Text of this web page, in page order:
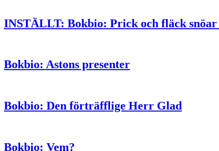
INSTÄLLT: Bokbio: Prick och fläck
Bokbio: Astons presenter
Bokbio: Den förträfflige Herr Glad
Bokbio: Vem?